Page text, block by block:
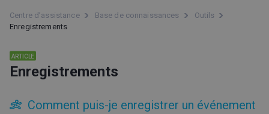
Premiers pas
Facturation et paiements
Outils
Intégrations
Centre d’assistance Base de connaissances
Outils
Enregistrements
ARTICLE
Enregistrements
Comment puis-je enregistrer un événement